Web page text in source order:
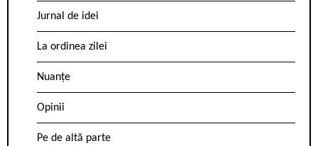
Jurnal de idei
La ordinea zilei
Nuanțe
Opinii
Pe de altă parte